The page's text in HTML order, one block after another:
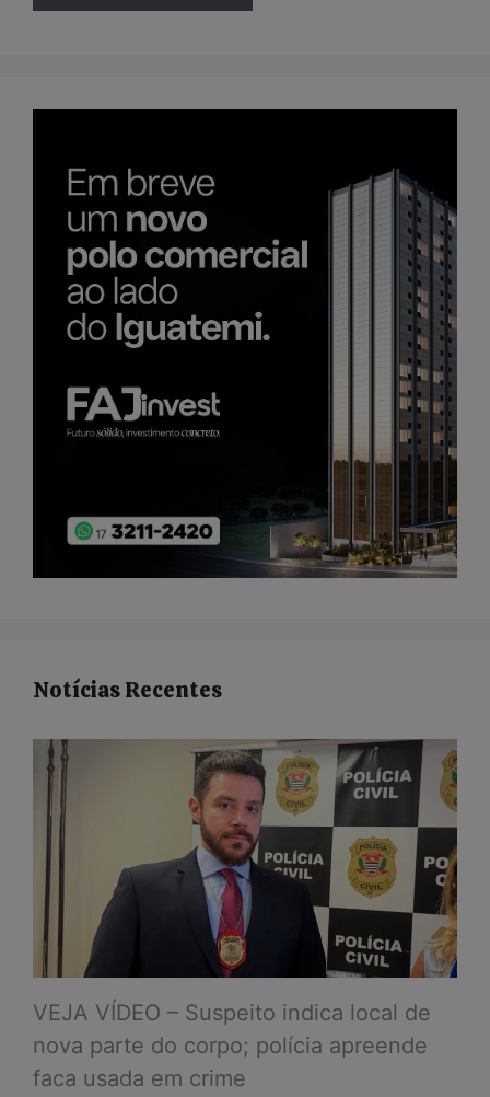
Notícias Recentes
VEJA VÍDEO – Suspeito indica local de
nova parte do corpo; polícia apreende
faca usada em crime